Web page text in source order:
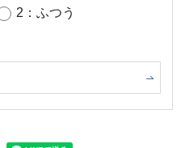
2：ふつう